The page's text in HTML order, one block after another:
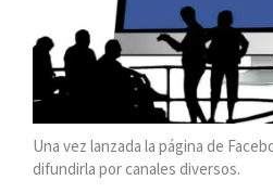
Una vez lanzada la página de
difundirla por canales diversos.